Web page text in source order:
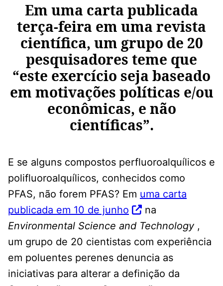
Em uma carta publicada
terça-feira em uma revista
científica, um grupo de 20
pesquisadores teme que
“este exercício seja baseado
em motivações políticas e/ou
econômicas, e não
científicas”.
E se alguns compostos perfluoroalquílicos e
polifluoroalquílicos, conhecidos como
PFAS, não forem PFAS? Em uma carta
publicada em 10 de junho
na
Environmental Science and Technology,
um grupo de 20 cientistas com experiência
em poluentes perenes denuncia as
iniciativas para alterar a definição da